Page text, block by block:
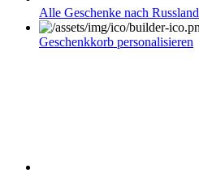
Alle Geschenke nach Russland
Geschenkkorb personalisieren